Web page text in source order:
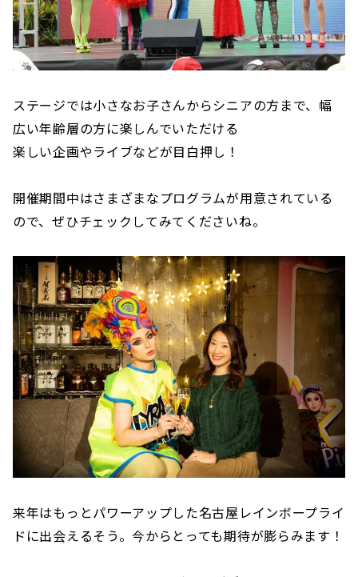
ステージでは小さなお子さんからシニアの方まで、幅
広い年齢層の方に楽しんでいただける
楽しい企画やライブなどが目白押し！
開催期間中はさまざまなプログラムが用意されている
ので、ぜひチェックしてみてくださいね。
来年はもっとパワーアップした名古屋レインボープライ
ドに出会えるそう。今からとっても期待が膨らみます！